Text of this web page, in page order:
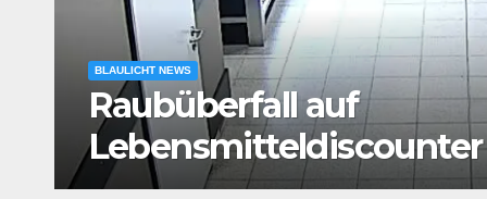
BLAULICHT NEWS
Körperliche
der Landshuter Altstadt